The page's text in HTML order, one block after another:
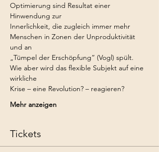
Optimierung sind Resultat einer
Hinwendung zur
Innerlichkeit, die zugleich immer mehr
Menschen in Zonen der Unproduktivität
und an
„Tümpel der Erschöpfung“ (Vogl) spült.
Wie aber wird das flexible Subjekt auf eine
wirkliche
Krise – eine Revolution? – reagieren?
Mehr anzeigen
Tickets